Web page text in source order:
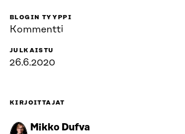
BLOGIN TYYPPI
Kommentti
JULKAISTU
26.6.2020
KIRJOITTAJAT
Mikko Dufva